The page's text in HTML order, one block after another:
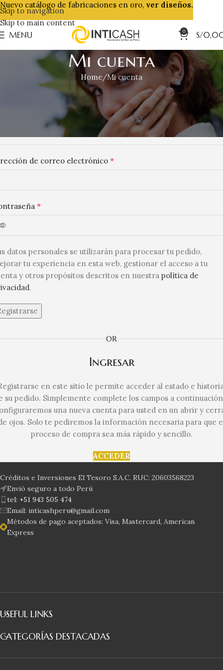
Skip to navigation
Skip to main content
MENU 0 S/
Mi cuenta
Home Mi cuenta
de usuario*
de correo electrónico *
*
datos personales se utilizarán para procesar tu pedido,
tu experiencia en esta web, gestionar el acceso a tu
y otros propósitos descritos en nuestra política de
.
OR
Ingresar
en este sitio le permite acceder al estado e
su pedido. Simplemente complete los campos a
una nueva cuenta para usted en un abrir y
ojos. Solo te pediremos la información necesaria para que
proceso de compra sea más rápido y sencillo.
ACCEDER
Créditos e Inversiones El Tesoro S.A.C. RUC: 20603568223
Envió seguro a todo Perú
tel: +51 943 505 474
Email: inticashperu@gmail.com
Métodos de pago aceptados: Visa, Mastercard, American
Express
USEFUL LINKS
CATEGORÍAS DESTACADAS
Nuevo catálogo de fabricaciones en oro, ver diseños.